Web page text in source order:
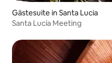
Gästesuite in Santa Lucia
Santa Lucía Meeting